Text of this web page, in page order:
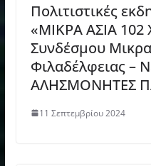
Πολιτιστικές
«ΜΙΚΡΑ ΑΣΙΑ
Συνδέσμου
Φιλαδέλφειας –
ΑΛΗΣΜΟΝΗΤΕΣ
11 Σεπτεμβρίου 2024